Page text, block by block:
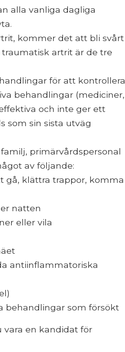
alla vanliga dagliga
kommer det att bli svårt
artrit är de tre
för att kontrollera
behandlingar (mediciner,
och inte ger ett
som sin sista utväg
primärvårdspersonal
av följande:
gå, klättra trappor, komma
natten
eller vila
antiinflammatoriska
behandlingar som försökt
vara en kandidat för